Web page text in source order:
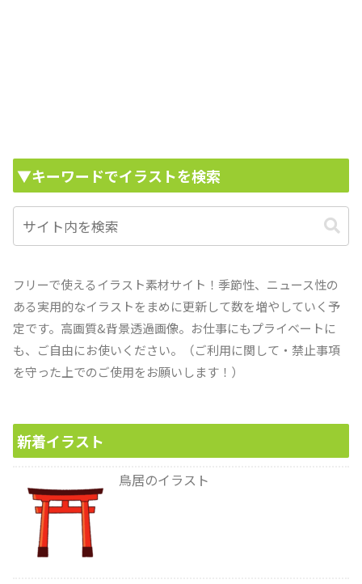
▼キーワードでイラストを検索
フリーで使えるイラスト素材サイト！季節性、ニュース性の
ある実用的なイラストをまめに更新して数を増やしていく予
定です。高画質&背景透過画像。お仕事にもプライベートに
も、ご自由にお使いください。（ご利用に関して・禁止事項
を守った上でのご使用をお願いします！）
新着イラスト
鳥居のイラスト